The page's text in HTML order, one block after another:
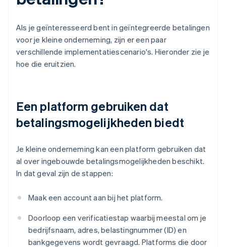
Als je geïnteresseerd bent in geïntegreerde betalingen
voor je kleine onderneming, zijn er een paar
verschillende implementatiescenario's. Hieronder zie je
hoe die eruitzien.
Een platform gebruiken dat
betalingsmogelijkheden biedt
Je kleine onderneming kan een platform gebruiken dat
al over ingebouwde betalingsmogelijkheden beschikt.
In dat geval zijn de stappen:
Maak een account aan bij het platform.
Doorloop een verificatiestap waarbij meestal om je
bedrijfsnaam, adres, belastingnummer (ID) en
bankgegevens wordt gevraagd. Platforms die door